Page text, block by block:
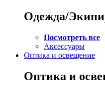
Одежда/
Посмотреть все
Аксессуары
Оптика и освещение
Оптика и